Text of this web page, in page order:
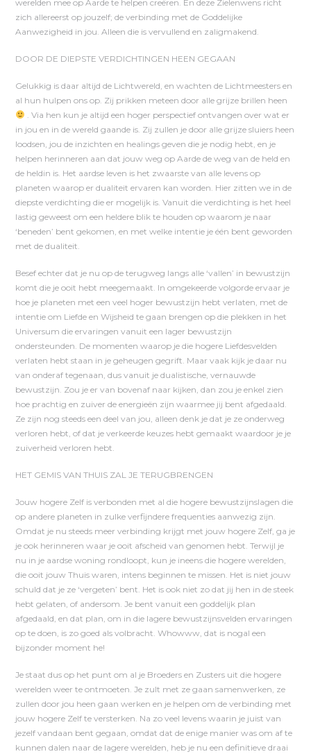
werelden mee op Aarde te helpen creëren. En deze Zielenwens richt
zich allereerst op jouzelf; de verbinding met de Goddelijke
Aanwezigheid in jou. Alleen die is vervullend en zaligmakend.
DOOR DE DIEPSTE VERDICHTINGEN HEEN GEGAAN
Gelukkig is daar altijd de Lichtwereld, en wachten de Lichtmeesters en
al hun hulpen ons op. Zij prikken meteen door alle grijze brillen heen
. Via hen kun je altijd een hoger perspectief ontvangen over wat er
in jou en in de wereld gaande is. Zij zullen je door alle grijze sluiers heen
loodsen, jou de inzichten en healings geven die je nodig hebt, en je
helpen herinneren aan dat jouw weg op Aarde de weg van de held en
de heldin is. Het aardse leven is het zwaarste van alle levens op
planeten waarop er dualiteit ervaren kan worden. Hier zitten we in de
diepste verdichting die er mogelijk is. Vanuit die verdichting is het heel
lastig geweest om een heldere blik te houden op waarom je naar
‘beneden’ bent gekomen, en met welke intentie je één bent geworden
met de dualiteit.
Besef echter dat je nu op de terugweg langs alle ‘vallen’ in bewustzijn
komt die je ooit hebt meegemaakt. In omgekeerde volgorde ervaar je
hoe je planeten met een veel hoger bewustzijn hebt verlaten, met de
intentie om Liefde en Wijsheid te gaan brengen op die plekken in het
Universum die ervaringen vanuit een lager bewustzijn
ondersteunden. De momenten waarop je die hogere Liefdesvelden
verlaten hebt staan in je geheugen gegrift. Maar vaak kijk je daar nu
van onderaf tegenaan, dus vanuit je dualistische, vernauwde
bewustzijn. Zou je er van bovenaf naar kijken, dan zou je enkel zien
hoe prachtig en zuiver de energieën zijn waarmee jij bent afgedaald.
Ze zijn nog steeds een deel van jou, alleen denk je dat je ze onderweg
verloren hebt, of dat je verkeerde keuzes hebt gemaakt waardoor je je
zuiverheid verloren hebt.
HET GEMIS VAN THUIS ZAL JE TERUGBRENGEN
Jouw hogere Zelf is verbonden met al die hogere bewustzijnslagen die
op andere planeten in zulke verfijndere frequenties aanwezig zijn.
Omdat je nu steeds meer verbinding krijgt met jouw hogere Zelf, ga je
je ook herinneren waar je ooit afscheid van genomen hebt. Terwijl je
nu in je aardse woning rondloopt, kun je ineens die hogere werelden,
die ooit jouw Thuis waren, intens beginnen te missen. Het is niet jouw
schuld dat je ze ‘vergeten’ bent. Het is ook niet zo dat jij hen in de steek
hebt gelaten, of andersom. Je bent vanuit een goddelijk plan
afgedaald, en dat plan, om in die lagere bewustzijnsvelden ervaringen
op te doen, is zo goed als volbracht. Whowww, dat is nogal een
bijzonder moment he!
Je staat dus op het punt om al je Broeders en Zusters uit die hogere
werelden weer te ontmoeten. Je zult met ze gaan samenwerken, ze
zullen door jou heen gaan werken en je helpen om de verbinding met
jouw hogere Zelf te versterken. Na zo veel levens waarin je juist van
jezelf vandaan bent gegaan, omdat dat de enige manier was om af te
kunnen dalen naar de lagere werelden, heb je nu een definitieve draai